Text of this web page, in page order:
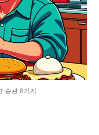
습관 8가지